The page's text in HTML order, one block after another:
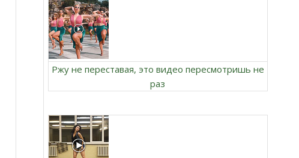
Ржу не переставая, это видео пересмотришь не
раз